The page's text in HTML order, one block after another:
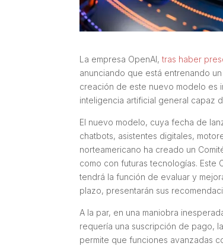
La empresa OpenAI,tras haber
anunciando que está entrenando
creación de este nuevo modelo es
inteligencia artificial general capaz
El nuevo modelo, cuya fecha de
chatbots, asistentes digitales,
norteamericano ha creado un
como con futuras tecnologías. Este
tendrá la función de evaluar y
plazo, presentarán sus
A la par, en una maniobra
requería una suscripción de pago,
permite que funciones avanzadas